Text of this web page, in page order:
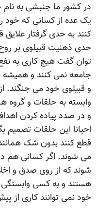
در کشور ما جنبشی به
یک عده از کسانی که خود
کنند به حدی گرفتار
حدی ذهنیت قبیلوی بر
توان گفت هیچ کاری به
جامعه نمی کنند و
و قبیلوی خود می جنگند. از
وابسته به حلقات و گروه
و در صدد پیاده کردن
احیانا این حلقات تصمیم
قطع کنند بدون شک
می شوند. اگر کسانی هم
شوند که از روی صدق و
هستند و به کسی وابستگی
خود نمی توانند کاری از